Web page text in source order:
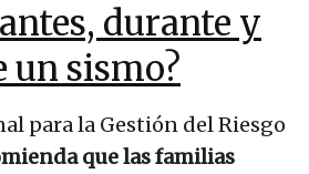
durante y
un sismo?
para la Gestión del Riesgo
que las familias